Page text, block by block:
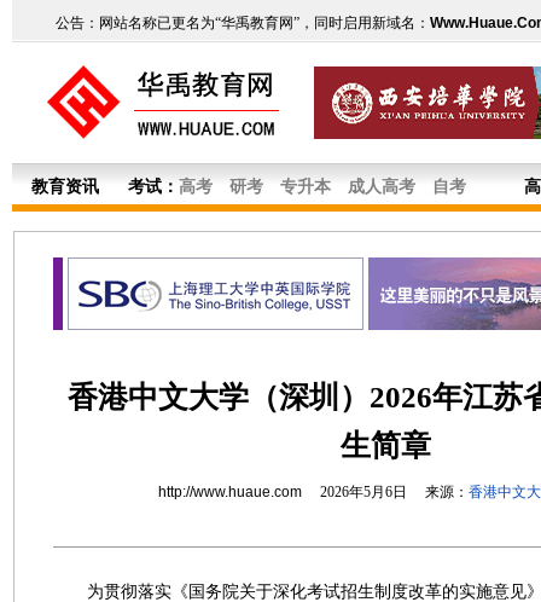
公告：网站名称已更名为“华禹教育网”，同时启用新域名：
教育资讯 考试： 高考 研考 专升本 成人高考 自考
香港中文大学（深圳）2026年江苏
生简章
http://www.huaue.com2026年5月6日 来源： 香港中文
为贯彻落实《国务院关于深化考试招生制度改革的实施意见